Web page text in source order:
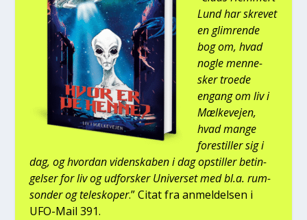
Lund har skre­vet
en glim­ren­de
bog om, hvad
nog­le men­ne­
sker tro­e­de
engang om liv i
Mæl­ke­vej­en,
hvad man­ge
fore­stil­ler sig i
dag, og hvor­dan viden­ska­ben i dag opstil­ler betin­
gel­ser for liv og udfor­sker Uni­ver­set med bl.a. rum­
son­der og telesko­per.” Citat fra anmel­del­sen i
UFO-Mail 391.